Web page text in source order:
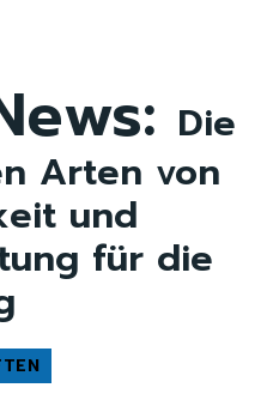
Die
Arten von
und
für die